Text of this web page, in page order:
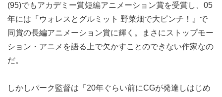
(95)でもアカデミー賞短編アニメーション賞を受賞し、05
年には『ウォレスとグルミット 野菜畑で大ピンチ！』で
同賞の長編アニメーション賞に輝く。まさにストップモー
ション・アニメを語る上で欠かすことのできない作家なの
だ。
しかしパーク監督は「20年ぐらい前にCGが発達しはじめ